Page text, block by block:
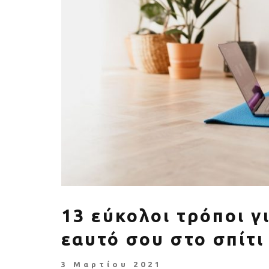
13 εύκολοι τρόποι
εαυτό σου στο σπίτι
3 Μαρτίου 2021
με τον ανάπηρο γιο του
να